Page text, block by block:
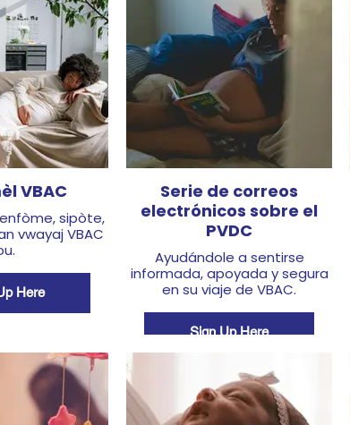
VBAC
sipòte,
vwayaj VBAC
Here
Serie de correos
electrónicos sobre el
PVDC
Ayudándole a sentirse
informada, apoyada y segura
en su viaje de VBAC.
Sign Up Here